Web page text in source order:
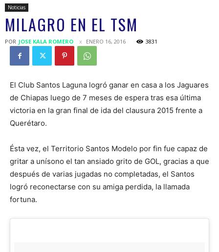
Noticias
MILAGRO EN EL TSM
POR JOSE KALA ROMERO ENERO 16, 2016 3831
El Club Santos Laguna logró ganar en casa a los Jaguares
de Chiapas luego de 7 meses de espera tras esa última
victoria en la gran final de ida del clausura 2015 frente a
Querétaro.
Ésta vez, el Territorio Santos Modelo por fin fue capaz de
gritar a unísono el tan ansiado grito de GOL, gracias a que
después de varias jugadas no completadas, el Santos
logró reconectarse con su amiga perdida, la llamada
fortuna.